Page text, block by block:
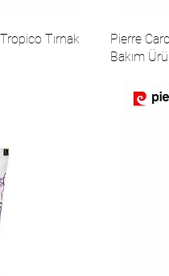
Pierre
Bakım
Tırnak